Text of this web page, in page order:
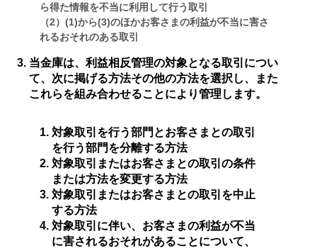
ら得た情報を不当に利用して行う取引
（2）(1)から(3)のほかお客さまの利益が不当に害さ
れるおそれのある取引
当金庫は、利益相反管理の対象となる取引につい
て、次に掲げる方法その他の方法を選択し、また
これらを組み合わせることにより管理します。
対象取引を行う部門とお客さまとの取引
を行う部門を分離する方法
対象取引またはお客さまとの取引の条件
または方法を変更する方法
対象取引またはお客さまとの取引を中止
する方法
対象取引に伴い、お客さまの利益が不当
に害されるおそれがあることについて、